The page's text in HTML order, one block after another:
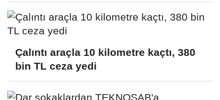
Çalıntı araçla 10 kilometre kaçtı, 380
bin TL ceza yedi